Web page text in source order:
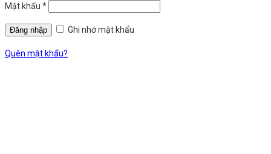
Mật khẩu *
Ghi nhớ mật khẩu
Quên mật khẩu?